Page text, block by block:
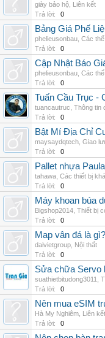
giày bảo hộ Liên kết
Trả lời:
0
Bảng Giá Phế
phelieusonbau Các
Trả lời:
0
Cập Nhật Báo
phelieusonbau Các
Trả lời:
0
Tuấn Cầu Trục -
tuancautruc Thông tin
Trả lời:
0
Bật Mí Địa Chỉ
maysaydqtech Giao
Trả lời:
0
Pallet nhựa
tahawa Các thiết bị
Trả lời:
0
Máy khoan búa
Bigshop2014 Thiết bị
Trả lời:
0
Map vân đá là
daivietgroup Nội thất
Trả lời:
0
Sửa chữa Servo
suathietbitudong3011
Trả lời:
0
Nên mua eSIM
Hà My Nghiêm Liên kết
Trả lời:
0